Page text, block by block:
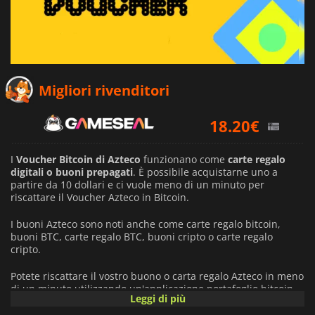
Migliori rivenditori
18.20€
26.54€
I Voucher Bitcoin di Azteco funzionano come carte regalo
digitali o buoni prepagati. È possibile acquistarne uno a
partire da 10 dollari e ci vuole meno di un minuto per
riscattare il Voucher Azteco in Bitcoin.
I buoni Azteco sono noti anche come carte regalo bitcoin,
buoni BTC, carte regalo BTC, buoni cripto o carte regalo
cripto.
Potete riscattare il vostro buono o carta regalo Azteco in meno
di un minuto utilizzando un'applicazione portafoglio bitcoin
che supporti le transazioni on-chain o lightning. Potete anche
Leggi di più